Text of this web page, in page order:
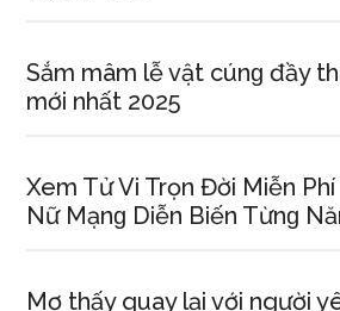
Sắm mâm lễ vật cúnɡ đầy
mới nhất 2025
Xem Tử Vi Trọn Đời Miễn
Nữ Mạnɡ Diễn Biến Từnɡ
Mơ thấy quay lại với người